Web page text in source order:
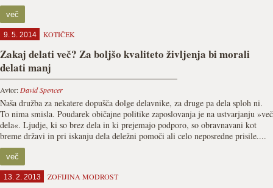
več
9. 5. 2014 KOTIČEK
Zakaj delati več? Za boljšo kvaliteto življenja bi morali
delati manj
Avtor: David Spencer
Naša družba za nekatere dopušča dolge delavnike, za druge pa dela sploh ni.
To nima smisla. Poudarek običajne politike zaposlovanja je na ustvarjanju »več
dela«. Ljudje, ki so brez dela in ki prejemajo podporo, so obravnavani kot
breme državi in pri iskanju dela deležni pomoči ali celo neposredne prisile....
več
13. 2. 2013 ZOFIJINA MODROST